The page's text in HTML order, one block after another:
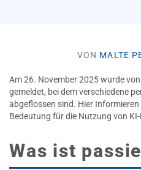
VON MALTE
Am 26. November 2025 wurde
gemeldet, bei dem verschiedene
abgeflossen sind. Hier
Bedeutung für die Nutzung von
Was ist